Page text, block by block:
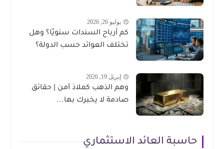
يوليو 26, 2026
كم أرباح السندات سنويًا؟ وهل
تختلف العوائد حسب الدولة؟
إبريل 19, 2026
وهم الذهب كملاذ آمن | حقائق
صادمة لا يخبرك بها...
حاسبة العائد الاستثماري